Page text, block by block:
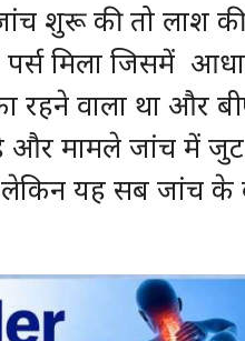
शुरू की तो लाश
मिला जिसमें
रहने वाला था और
और मामले जांच में
यह सब जांच के